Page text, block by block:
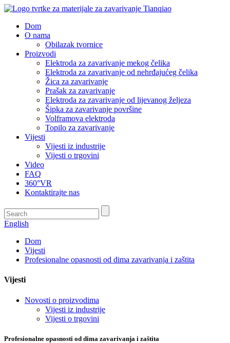
Dom
O nama
Obilazak tvornice
Proizvodi
Elektroda za zavarivanje mekog čelika
Elektroda za zavarivanje od nehrđajućeg čelika
Žica za zavarivanje
Prašak za zavarivanje
Elektroda za zavarivanje od lijevanog željeza
Šipka za zavarivanje površine
Volframova elektroda
Topilo za zavarivanje
Vijesti
Vijesti iz industrije
Vijesti o trgovini
Video
FAQ
360°VR
Kontaktirajte nas
English
Dom
Vijesti
Profesionalne opasnosti od dima zavarivanja i zaštita
Vijesti
Novosti o proizvodima
Vijesti iz industrije
Vijesti o trgovini
Profesionalne opasnosti od dima zavarivanja i zaštita